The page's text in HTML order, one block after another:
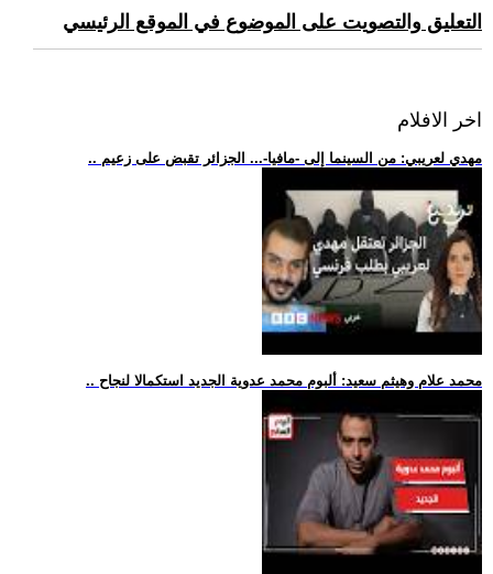
التعليق والتصويت على الموضوع في الموقع الرئيسي
اخر الافلام
.. مهدي لعريبي: من السينما إلى -مافيا-... الجزائر تقبض على زعيم
.. محمد علام وهيثم سعيد: ألبوم محمد عدوية الجديد استكمالا لنجاح